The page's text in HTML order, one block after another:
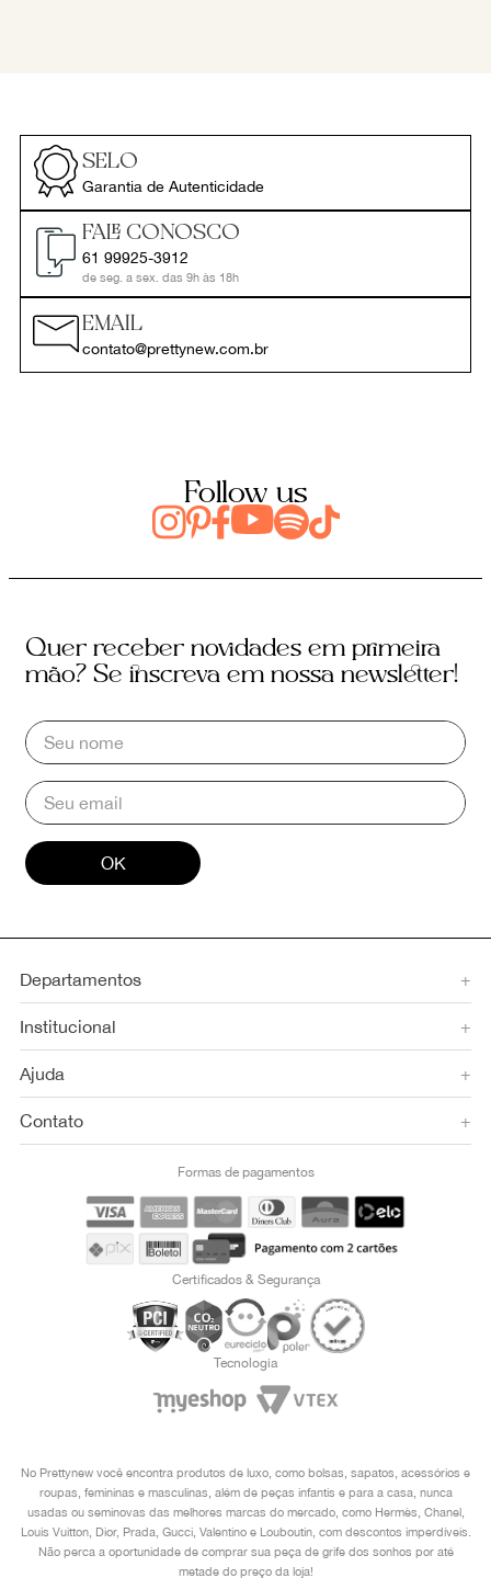
SELO
Garantia de Autenticidade
FALE CONOSCO
61 99925-3912
de seg. a sex. das 9h às 18h
EMAIL
contato@prettynew.com.br
Follow us
Quer receber novidades em primeira
mão? Se inscreva em nossa newsletter!
OK
Departamentos +
Institucional +
Ajuda +
Contato +
Formas de pagamentos
Certificados & Segurança
Tecnologia
No Prettynew você encontra produtos de luxo, como bolsas, sapatos, acessórios e
roupas, femininas e masculinas, além de peças infantis e para a casa, nunca
usadas ou seminovas das melhores marcas do mercado, como Hermès, Chanel,
Louis Vuitton, Dior, Prada, Gucci, Valentino e Louboutin, com descontos imperdíveis.
Não perca a oportunidade de comprar sua peça de grife dos sonhos por até
metade do preço da loja!